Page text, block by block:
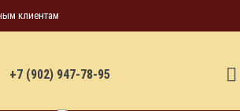
клиентам
+7 (902) 947-78-95